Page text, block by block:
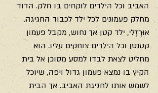
האביב וכל הילדים לוקחים בו חלק. הדוד
מחלק פעמונים לכל ילד לכבוד החגיגה.
אוּרְזְלִי, ילד קטן אך נחוש, מקבל פעמון
קטנטן וכל הילדים צוחקים עליו. הוא
מחליט לצאת לבדו למסע מסוכן אל בית
הקיץ בו נמצא פעמון גדול ויפה, שיוכל
לשמש אותו לחגיגת האביב. אך הבית